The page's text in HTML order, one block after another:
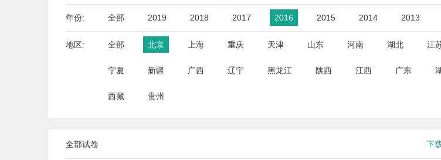
年份: 全部 2019 2018 2017 2016 2015 2014 2013
地区: 全部 北京 上海 重庆 天津 山东 河南 湖北 江
宁夏 新疆 广西 辽宁 黑龙江 陕西 江西 广东
西藏 贵州
全部试卷 下